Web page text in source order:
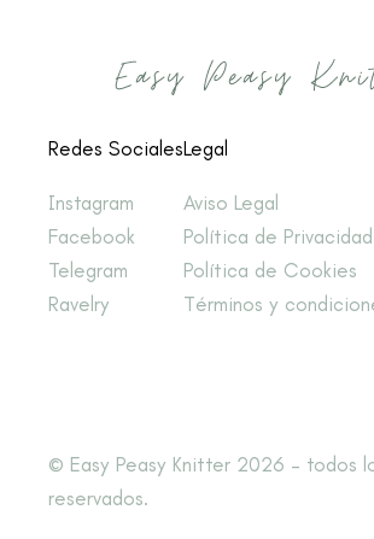
Redes Sociales
Instagram
Facebook
Telegram
Ravelry
Legal
Aviso Legal
Política de Privacidad
Política de Cookies
Términos y
© Easy Peasy Knitter 2026 – todos
reservados.